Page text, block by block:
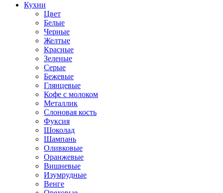
Кухни
Цвет
Белые
Черные
Желтые
Красные
Зеленые
Серые
Бежевые
Глянцевые
Кофе с молоком
Металлик
Слоновая кость
Фуксия
Шоколад
Шампань
Оливковые
Оранжевые
Вишневые
Изумрудные
Венге